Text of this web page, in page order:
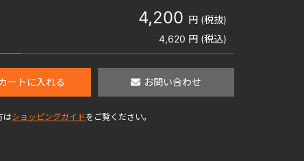
4,200 円 (税抜)
4,620 円 (税込)
ートに入れる お問い合わせ
はショッピングガイドをご覧ください。